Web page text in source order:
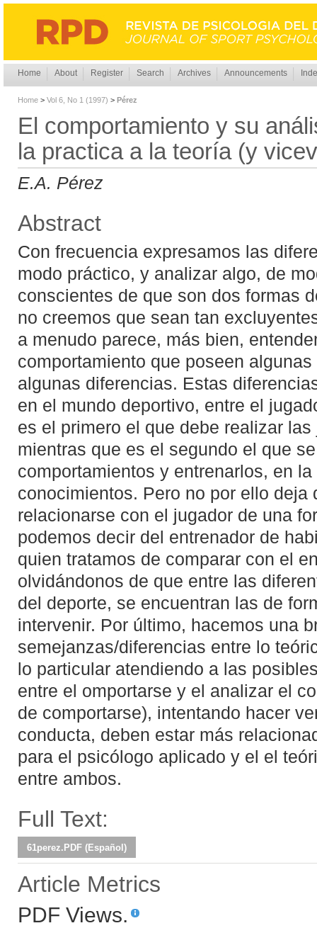
Home About Register Search Archives Announcements
Home > Vol 6, No 1 (1997) > Pérez
El comportamiento y su
la practica a la teoría (y
E.A. Pérez
Abstract
Con frecuencia expresamos las
modo práctico, y analizar algo, de
conscientes de que son dos formas
no creemos que sean tan
a menudo parece, más bien,
comportamiento que poseen
algunas diferencias. Estas
en el mundo deportivo, entre el
es el primero el que debe realizar
mientras que es el segundo el que
comportamientos y entrenarlos, en
conocimientos. Pero no por ello deja
relacionarse con el jugador de una
podemos decir del entrenador de
quien tratamos de comparar con el
olvidándonos de que entre las
del deporte, se encuentran las de
intervenir. Por último, hacemos una
semejanzas/diferencias entre lo
lo particular atendiendo a las
entre el omportarse y el analizar el
de comportarse), intentando hacer
conducta, deben estar más
para el psicólogo aplicado y el el
entre ambos.
Full Text:
61perez.PDF (Español)
Article Metrics
PDF Views.